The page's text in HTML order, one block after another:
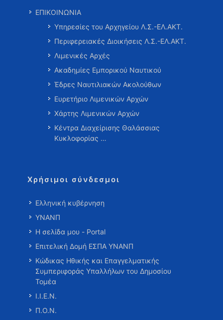
ΕΠΙΚΟΙΝΩΝΙΑ
Υπηρεσίες του Αρχηγείου Λ.Σ.-ΕΛ.ΑΚΤ.
Περιφερειακές Διοικήσεις Λ.Σ.-ΕΛ.ΑΚΤ.
Λιμενικές Αρχές
Ακαδημίες Εμπορικού Ναυτικού
Έδρες Ναυτιλιακών Ακολούθων
Ευρετήριο Λιμενικών Αρχών
Χάρτης Λιμενικών Αρχών
Κέντρα Διαχείρισης Θαλάσσιας
Κυκλοφορίας …
Χρήσιμοι σύνδεσμοι
Ελληνική κυβέρνηση
ΥΝΑΝΠ
Η σελίδα μου - Portal
Επιτελική Δομή ΕΣΠΑ ΥΝΑΝΠ
Κώδικας Ηθικής και Επαγγελματικής
Συμπεριφοράς Υπαλλήλων του Δημοσίου
Τομέα
Ι.Ι.Ε.Ν.
Π.Ο.Ν.